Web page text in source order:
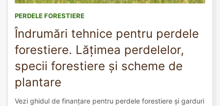
PERDELE FORESTIERE
Îndrumări tehnice pentru perdele
forestiere. Lățimea perdelelor,
specii forestiere și scheme de
plantare
Vezi ghidul de finanțare pentru perdele forestiere și garduri